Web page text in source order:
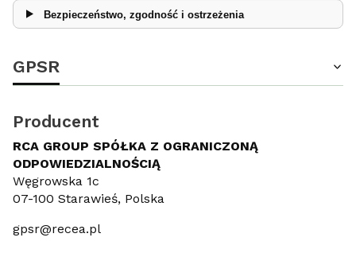
Bezpieczeństwo, zgodność i ostrzeżenia
GPSR
Producent
RCA GROUP SPÓŁKA Z OGRANICZONĄ
ODPOWIEDZIALNOŚCIĄ
Węgrowska 1c
07-100 Starawieś, Polska
gpsr@recea.pl